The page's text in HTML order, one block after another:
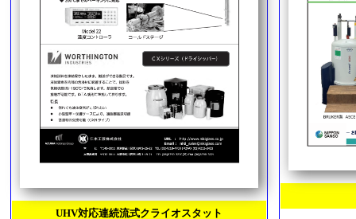
UHV対応連続流式クライオスタット